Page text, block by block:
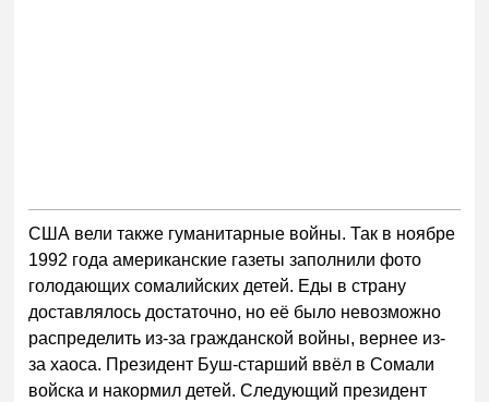
США вели также гуманитарные войны. Так в ноябре
1992 года американские газеты заполнили фото
голодающих сомалийских детей. Еды в страну
доставлялось достаточно, но её было невозможно
распределить из-за гражданской войны, вернее из-
за хаоса. Президент Буш-старший ввёл в Сомали
войска и накормил детей. Следующий президент